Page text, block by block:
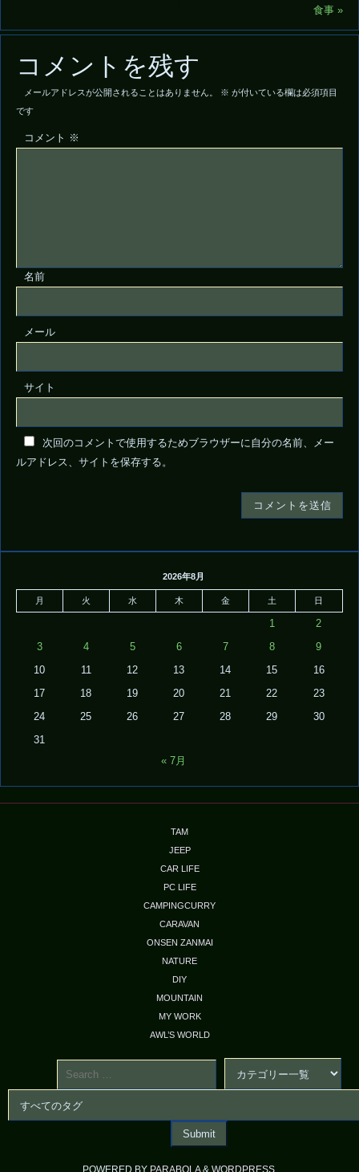
食事»
コメントを残す
メールアドレスが公開されることはありません。 ※ が付いている欄は必須項目
です
コメント ※
名前
メール
サイト
次回のコメントで使用するためブラウザーに自分の名前、メー
ルアドレス、サイトを保存する。
2026年8月
月 火 水 木 金 土 日
1 2
3 4 5 6 7 8 9
10 11 12 13 14 15 16
17 18 19 20 21 22 23
24 25 26 27 28 29 30
31
« 7月
TAM
JEEP
CAR LIFE
PC LIFE
CAMPINGCURRY
CARAVAN
ONSEN ZANMAI
NATURE
DIY
MOUNTAIN
MY WORK
AWL’S WORLD
POWERED BY PARABOLA& WORDPRESS.